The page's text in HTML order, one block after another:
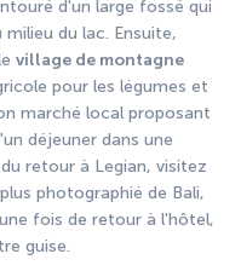
d'un large fossé qui
du lac. Ensuite,
village de montagne
pour les légumes et
marché local proposant
déjeuner dans une
retour à Legian, visitez
photographié de Bali,
fois de retour à l'hôtel,
guise.